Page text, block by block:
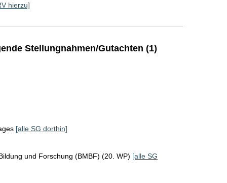
hierzu]
Stellungnahmen/Gutachten (1)
[alle SG dorthin]
und Forschung (BMBF) (20. WP) [alle SG